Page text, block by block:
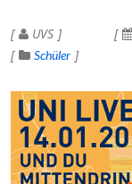
UVS
Schüler